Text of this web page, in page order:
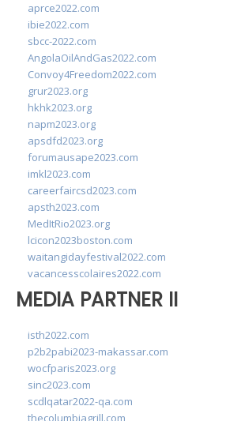
aprce2022.com
ibie2022.com
sbcc-2022.com
AngolaOilAndGas2022.com
Convoy4Freedom2022.com
grur2023.org
hkhk2023.org
napm2023.org
apsdfd2023.org
forumausape2023.com
imkl2023.com
careerfaircsd2023.com
apsth2023.com
MedItRio2023.org
lcicon2023boston.com
waitangidayfestival2022.com
vacancesscolaires2022.com
MEDIA PARTNER II
isth2022.com
p2b2pabi2023-makassar.com
wocfparis2023.org
sinc2023.com
scdlqatar2022-qa.com
thecolumbiagrill.com